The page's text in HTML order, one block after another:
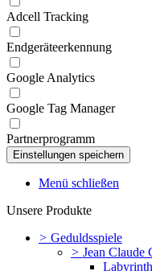
Adcell Tracking
Endgeräteerkennung
Google Analytics
Google Tag Manager
Partnerprogramm
Menü schließen
Unsere Produkte
> Geduldsspiele
> Jean Claude
Labyrinth